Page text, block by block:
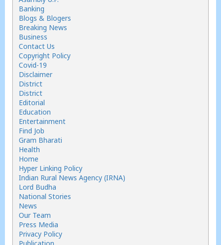
Banking
Blogs & Blogers
Breaking News
Business
Contact Us
Copyright Policy
Covid-19
Disclaimer
District
District
Editorial
Education
Entertainment
Find Job
Gram Bharati
Health
Home
Hyper Linking Policy
Indian Rural News Agency (IRNA)
Lord Budha
National Stories
News
Our Team
Press Media
Privacy Policy